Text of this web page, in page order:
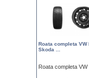
Roata completa VW
Skoda ...
Roata completa VW